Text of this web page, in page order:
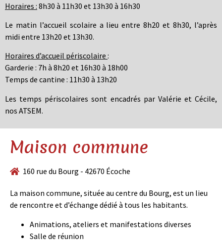
Horaires : 8h30 à 11h30 et 13h30 à 16h30
Le matin l’accueil scolaire a lieu entre 8h20 et 8h30, l’après
midi entre 13h20 et 13h30.
Horaires d’accueil périscolaire :
Garderie : 7h à 8h20 et 16h30 à 18h00
Temps de cantine : 11h30 à 13h20
Les temps périscolaires sont encadrés par Valérie et Cécile,
nos ATSEM.
Maison commune
160 rue du Bourg - 42670 Écoche
La maison commune, située au centre du Bourg, est un lieu
de rencontre et d’échange dédié à tous les habitants.
Animations, ateliers et manifestations diverses
Salle de réunion